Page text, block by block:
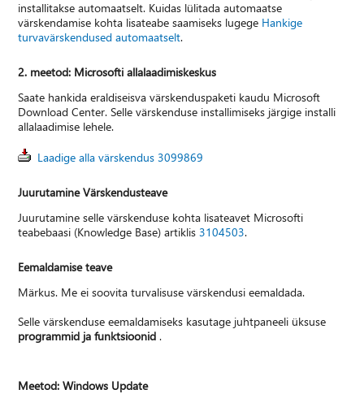
installitakse automaatselt. Kuidas lülitada automaatse
värskendamise kohta lisateabe saamiseks lugege Hankige
turvavärskendused automaatselt.
2. meetod: Microsofti allalaadimiskeskus
Saate hankida eraldiseisva värskenduspaketi kaudu Microsoft
Download Center. Selle värskenduse installimiseks järgige installi
allalaadimise lehele.
Laadige alla värskendus 3099869
Juurutamine Värskendusteave
Juurutamine selle värskenduse kohta lisateavet Microsofti
teabebaasi (Knowledge Base) artiklis3104503.
Eemaldamise teave
Märkus. Me ei soovita turvalisuse värskendusi eemaldada.
Selle värskenduse eemaldamiseks kasutage juhtpaneeli üksuse
programmid ja funktsioonid .
Meetod: Windows Update